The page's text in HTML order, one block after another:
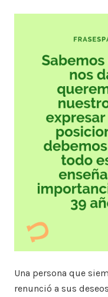
Una persona que
renunció a sus